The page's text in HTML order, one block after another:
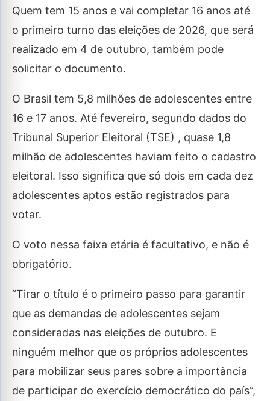
Quem tem 15 anos e vai completar 16 anos até
o primeiro turno das eleições de 2026, que será
realizado em 4 de outubro, também pode
solicitar o documento.
O Brasil tem 5,8 milhões de adolescentes entre
16 e 17 anos. Até fevereiro, segundo dados do
Tribunal Superior Eleitoral (TSE) , quase 1,8
milhão de adolescentes haviam feito o cadastro
eleitoral. Isso significa que só dois em cada dez
adolescentes aptos estão registrados para
votar.
O voto nessa faixa etária é facultativo, e não é
obrigatório.
“Tirar o título é o primeiro passo para garantir
que as demandas de adolescentes sejam
consideradas nas eleições de outubro. E
ninguém melhor que os próprios adolescentes
para mobilizar seus pares sobre a importância
de participar do exercício democrático do país”,